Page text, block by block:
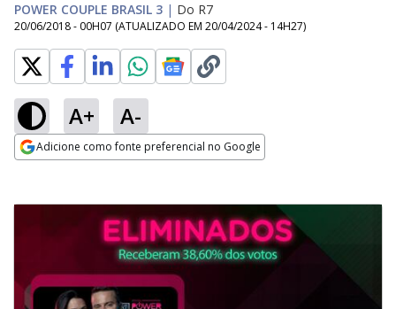
POWER COUPLE BRASIL 3 | Do R7
20/06/2018 - 00H07 (ATUALIZADO EM 20/04/2024 - 14H27)
A+ A-
Adicione como fonte preferencial no Google